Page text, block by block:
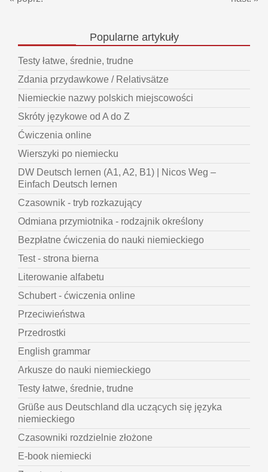
Popularneartykuły
Testy łatwe, średnie, trudne
Zdania przydawkowe / Relativsätze
Niemieckie nazwy polskich miejscowości
Skróty językowe od A do Z
Ćwiczenia online
Wierszyki po niemiecku
DW Deutsch lernen (A1, A2, B1) | Nicos Weg –
Einfach Deutsch lernen
Czasownik - tryb rozkazujący
Odmiana przymiotnika - rodzajnik określony
Bezpłatne ćwiczenia do nauki niemieckiego
Test - strona bierna
Literowanie alfabetu
Schubert - ćwiczenia online
Przeciwieństwa
Przedrostki
English grammar
Arkusze do nauki niemieckiego
Testy łatwe, średnie, trudne
Grüße aus Deutschland dla uczących się języka
niemieckiego
Czasowniki rozdzielnie złożone
E-book niemiecki